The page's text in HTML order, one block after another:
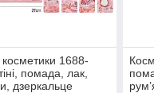
косметики 1688-
помада, лак,
дзеркальце